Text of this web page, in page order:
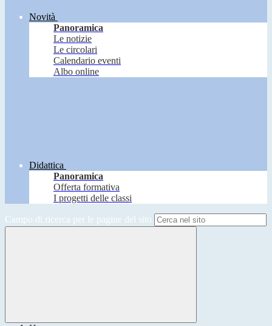
Novità
Panoramica
Le notizie
Le circolari
Calendario eventi
Albo online
Didattica
Panoramica
Offerta formativa
I progetti delle classi
Campo di ricerca per le pagine del sito